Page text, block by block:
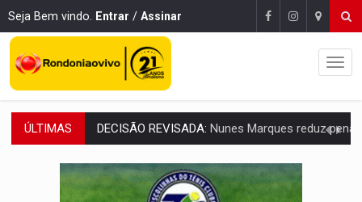
Seja Bem vindo. Entrar / Assinar
ÚLTIMAS CONEXÃO RONDONIAOVIVO:Museólogo Antônio Ocampo lança livro
ELEIÇÕES 2026:Patrimônio de candidata a deputada federal do PL salta R$ 1
VÍDEO: Quadrilha é flagrada com cerca de 200 porções